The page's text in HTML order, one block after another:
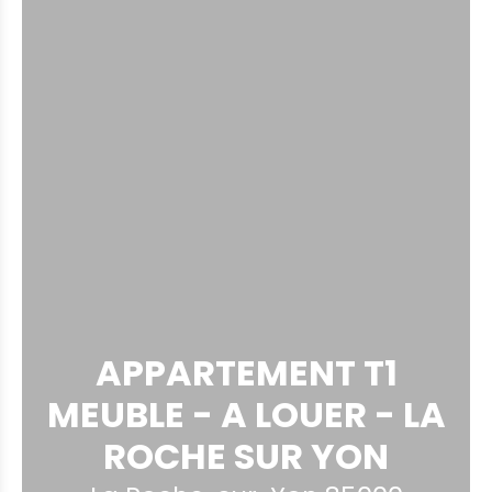
APPARTEMENT T1
MEUBLE - A LOUER - LA
ROCHE SUR YON